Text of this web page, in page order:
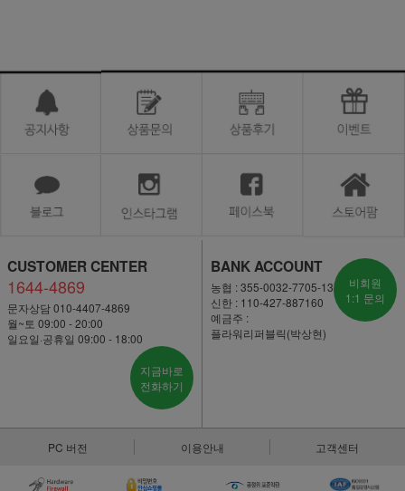
CUSTOMER CENTER
1644-4869
문자상담 010-4407-4869
월~토 09:00 - 20:00
일요일·공휴일 09:00 - 18:00
지금바로
전화하기
BANK ACCOUNT
농협 : 355-0032-7705-13
신한 : 110-427-887160
예금주 :
플라워리퍼블릭(박상현)
비회원
1:1 문의
PC 버전 이용안내 고객센터